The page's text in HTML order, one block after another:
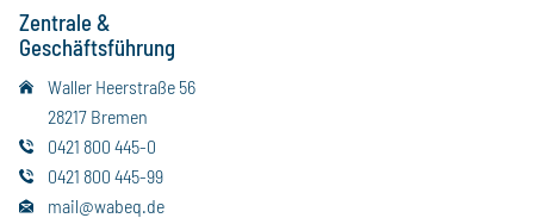
Zentrale &
Geschäftsführung
Waller Heerstraße 56
28217 Bremen
0421 800 445-0
0421 800 445-99
mail@wabeq.de